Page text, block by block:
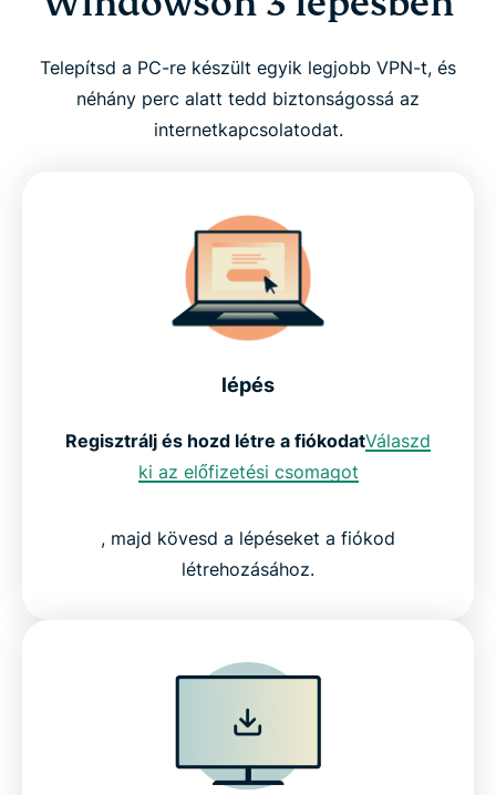
Telepítsd a PC-re készült egyik legjobb VPN-t, és
néhány perc alatt tedd biztonságossá az
internetkapcsolatodat.
lépés
Regisztrálj és hozd létre a fiókodatVálaszd
ki az előfizetési csomagot
, majd kövesd a lépéseket a fiókod
létrehozásához.